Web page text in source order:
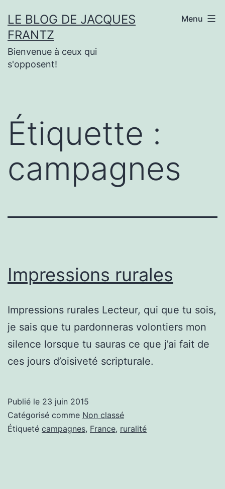
au
contenu
LE BLOG DE JACQUES
FRANTZ
Bienvenue à ceux qui
s'opposent!
Menu
Étiquette :
campagnes
Impressions rurales
Impressions rurales Lecteur, qui que tu sois,
je sais que tu pardonneras volontiers mon
silence lorsque tu sauras ce que j’ai fait de
ces jours d’oisiveté scripturale.
Publié le 23 juin 2015
Catégorisé comme Non classé
Étiqueté campagnes, France, ruralité